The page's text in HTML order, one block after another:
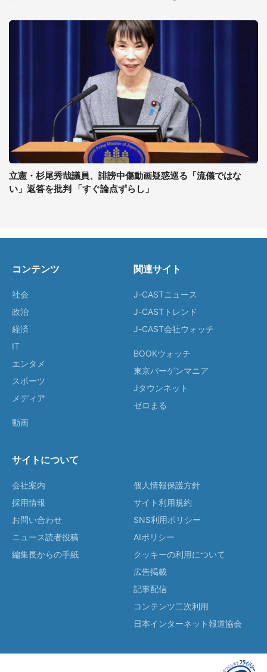
立憲・杉尾秀哉議員、誹謗中傷動画疑惑巡る「流儀ではな
い」返答を批判 「すぐ論点ずらし」
コンテンツ
社会
政治
経済
IT
エンタメ
スポーツ
メディア
動画
関連サイト
J-CASTニュース
J-CASTトレンド
J-CAST会社ウォッチ
BOOKウォッチ
東京バーゲンマニア
Jタウンネット
ゼロまる
サイトについて
会社案内
採用情報
お問い合わせ
ニュース読者投稿
編集長からの手紙
個人情報保護方針
サイト利用規約
SNS利用ポリシー
AIポリシー
クッキーの利用について
広告掲載
記事配信
コンテンツ二次利用
日本インターネット報道協会